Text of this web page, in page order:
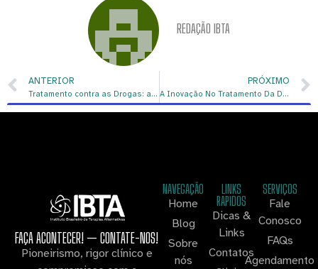
REDAÇÃO IBTA
ANTERIOR
Tratamento contra as Drogas: a ibogaína e seus efeitos
PRÓXIMO
A Inovação No Tratamento Da Dependência Química Através Da ibogaína
FAÇA ACONTECER! — CONTATE-NOS!
Pioneirismo, rigor clínico e
NAVEGAÇÃO
Home
Blog
Sobre
nós
LINKS
RAPIDOS
Dicas &
Links
Contatos
SERVIÇOS
Fale
Conosco
FAQs
Agendamento